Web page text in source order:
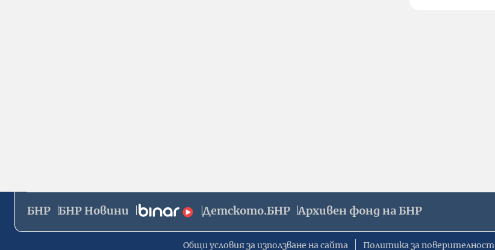
БНР БНР Новини Детското.БНР Архивен фонд на БНР
Общи условия за използване на сайта Политика за поверителност